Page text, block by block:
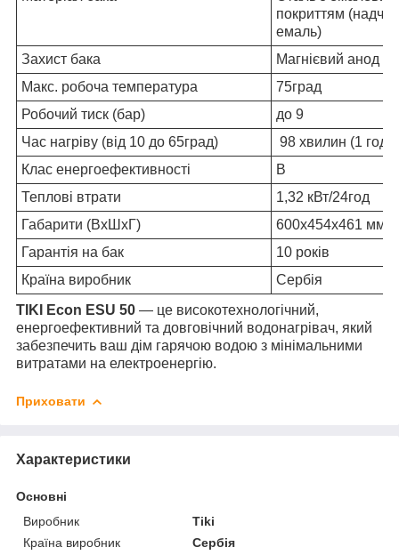
покриттям
емаль)
Захист бака
Магнієвий анод
Макс. робоча температура
75град
Робочий тиск (бар)
до 9
Час нагріву (від 10 до 65град)
98 хвилин (1 год
Клас енергоефективності
B
Теплові втрати
1,32 кВт/24год
Габарити (ВхШхГ)
600х454х461 мм
Гарантія на бак
10 років
Країна виробник
Сербія
TIKI Econ ESU 50 — це високотехнологічний,
енергоефективний та довговічний водонагрівач, який
забезпечить ваш дім гарячою водою з мінімальними
витратами на електроенергію.
Приховати
Характеристики
Основні
Виробник
Tiki
Країна виробник
Сербія